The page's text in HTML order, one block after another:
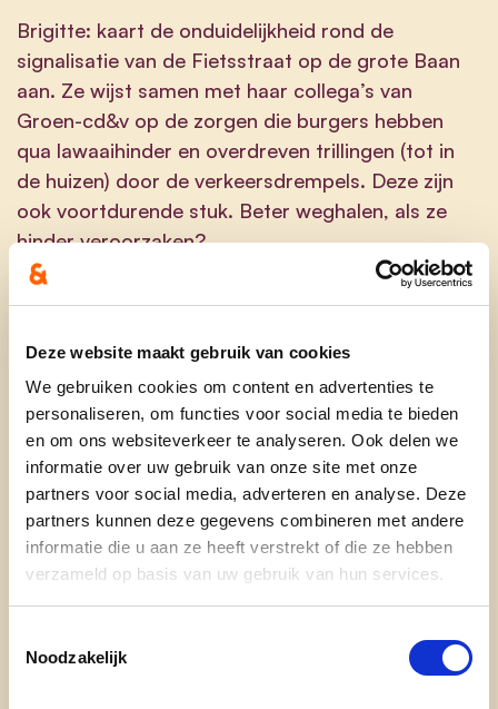
Deze website maakt gebruik van cookies
We gebruiken cookies om content en advertenties te
personaliseren, om functies voor social media te bieden
en om ons websiteverkeer te analyseren. Ook delen we
informatie over uw gebruik van onze site met onze
partners voor social media, adverteren en analyse. Deze
partners kunnen deze gegevens combineren met andere
informatie die u aan ze heeft verstrekt of die ze hebben
verzameld op basis van uw gebruik van hun services.
Noodzakelijk
Brigitte: kaart de onduidelijkheid rond de
signalisatie van de Fietsstraat op de grote Baan
aan. Ze wijst samen met haar collega’s van
Groen-cd&v op de zorgen die burgers hebben
qua lawaaihinder en overdreven trillingen (tot in
de huizen) door de verkeersdrempels. Deze zijn
ook voortdurende stuk. Beter weghalen, als ze
hinder veroorzaken?
Brigitte: sommige verkeersdrempels in Tildonk
zijn zo hoog, dat ze de onderkant van bepaalde
lage kleine auto’s beschadigen, bv. Zevende
Liniestraat. Kunnen die worden aangepast?
(Stationsstraat, Werchtersesteenweg en